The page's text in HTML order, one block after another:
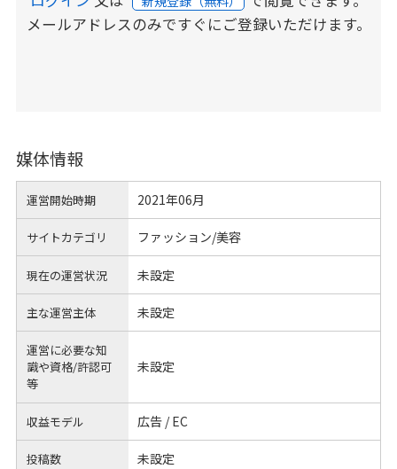
メールアドレスのみですぐにご登録いただけます。
媒体情報
運営開始時期 2021年06月
サイトカテゴリ ファッション/美容
現在の運営状況 未設定
主な運営主体 未設定
運営に必要な知
識や資格/許認可
等
未設定
収益モデル 広告 / EC
投稿数 未設定